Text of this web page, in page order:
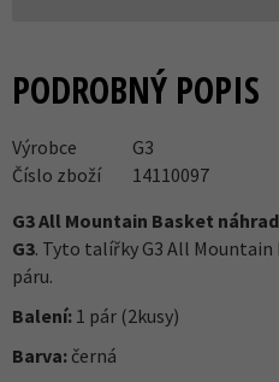
PODROBNÝ POPIS
Výrobce
G3
Číslo zboží
14110097
G3 All Mountain Basket
G3. Tyto talířky G3 All
páru.
Balení: 1 pár (2kusy)
Barva: černá